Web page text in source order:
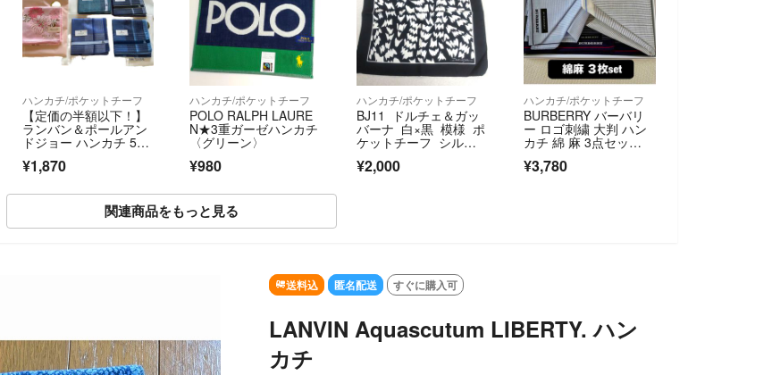
ハンカチ/ポケットチーフ
【定価の半額以下！】
ランバン＆ポールアン
ドジョー ハンカチ 5枚
付
¥1,870
ハンカチ/ポケットチーフ
POLO RALPH LAURE
N★3重ガーゼハンカチ
〈グリーン〉
¥980
ハンカチ/ポケットチーフ
BJ11 ドルチェ＆ガッ
バーナ 白×黒 模様 ポ
ケットチーフ シルク1
¥2,000
ハンカチ/ポケットチーフ
BURBERRY バーバリ
ー ロゴ刺繍 大判 ハン
カチ 綿 麻 3点セッ
¥3,780
関連商品をもっと見る
送料込 匿名配送 すぐに購入可
LANVIN Aquascutum LIBERTY. ハン
カチ